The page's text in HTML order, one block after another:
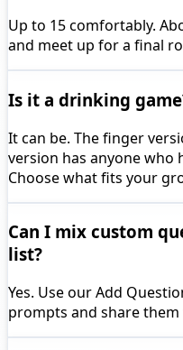
Up to 15 comfortably.
and meet up for a final
Is it a drinking
It can be. The finger
version has anyone who
Choose what fits your
Can I mix custom
list?
Yes. Use our Add
prompts and share